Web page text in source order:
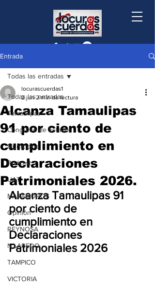
Entrada
Todas las entradas
Tamaulipas
Congreso de Estado
Municipios
Podcast
UAT
MATAMOROS
Opinión
REYNOSA
N.LAREDO
TAMPICO
VICTORIA
Todas las entradas
Alcanza Tamaulipas
91 por ciento de
cumplimiento en
Declaraciones
Patrimoniales 2026.
locurascuerdas1
2 jun 2 min de lectura
Alcanza Tamaulipas 91
por ciento de
cumplimiento en
Declaraciones
Patrimoniales 2026